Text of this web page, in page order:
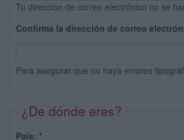
Tu dirección de correo electrónico no se
Confirma la dirección de correo
Para asegurar que no haya errores
¿De dónde eres?
País: *